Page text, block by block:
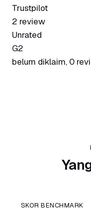
Trustpilot
2 review
Unrated
G2
belum diklaim, 0
SKOR BENCHMARK